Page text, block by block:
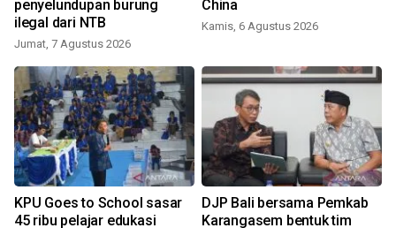
penyelundupan burung
ilegal dari NTB
Jumat, 7 Agustus 2026
China
Kamis, 6 Agustus 2026
KPU Goes to School sasar
45 ribu pelajar edukasi
DJP Bali bersama Pemkab
Karangasem bentuk tim